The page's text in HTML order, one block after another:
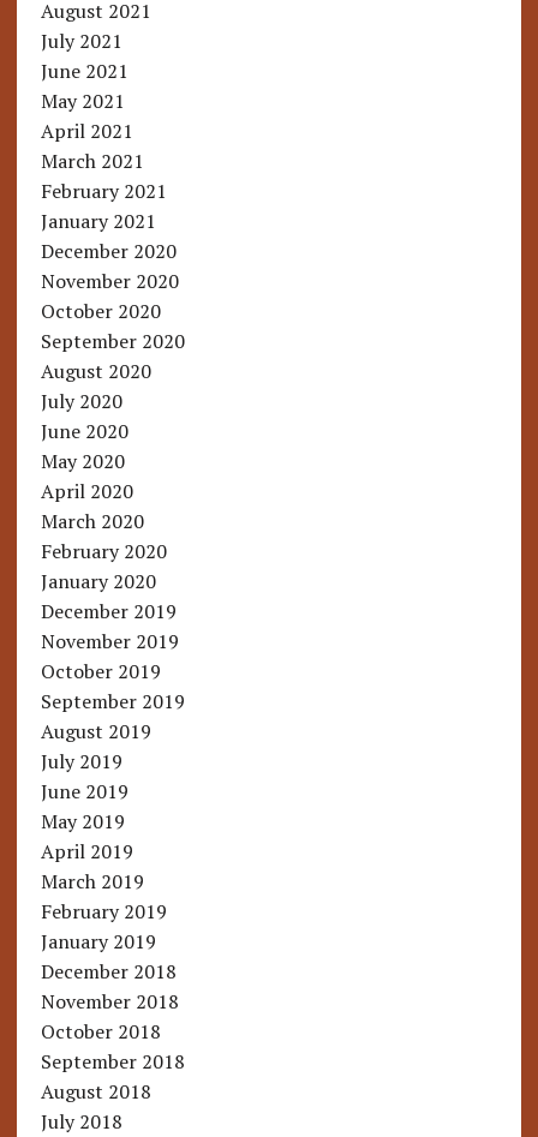
August 2021
July 2021
June 2021
May 2021
April 2021
March 2021
February 2021
January 2021
December 2020
November 2020
October 2020
September 2020
August 2020
July 2020
June 2020
May 2020
April 2020
March 2020
February 2020
January 2020
December 2019
November 2019
October 2019
September 2019
August 2019
July 2019
June 2019
May 2019
April 2019
March 2019
February 2019
January 2019
December 2018
November 2018
October 2018
September 2018
August 2018
July 2018